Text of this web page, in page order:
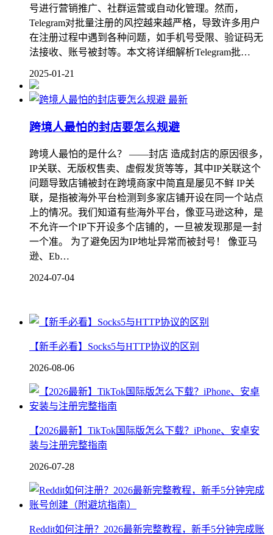
号进行营销推广、社群运营或自动化管理。然而，
Telegram对批量注册的风控越来越严格，导致许多用户
在注册过程中遇到各种问题，如手机号受限、验证码无
法接收、账号被封等。本文将详细解析Telegram批…
2025-01-21
最新
跨境人最怕的封店要怎么规避
跨境人最怕的是什么？ ——封店 造成封店的原因很多，
IP关联、无版权售卖、虚假发货等等，其中IP关联这个
问题导致店铺被封在跨境商家中简直是屡见不鲜 IP关
联，是指被海外平台检测到多家店铺开设在同一个站点
上的情况。我们知道有些海外平台，像亚马逊这种，是
不允许一个IP下开设多个店铺的，一旦被发现那是一封
一个准。 为了避免因为IP地址异常而被封号！ 像亚马
逊、Eb…
2024-07-04
【新手必看】Socks5与HTTP协议的区别
2026-08-06
【2026最新】TikTok国际版怎么下载？iPhone、安卓安
装与注册完整指南
2026-07-28
Reddit如何注册？2026最新完整教程，新手5分钟完成账